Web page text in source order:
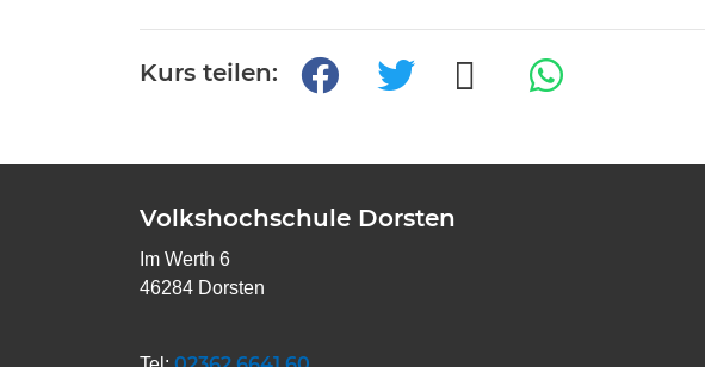
Kurs teilen:
Volkshochschule Dorsten
Im Werth 6
46284 Dorsten